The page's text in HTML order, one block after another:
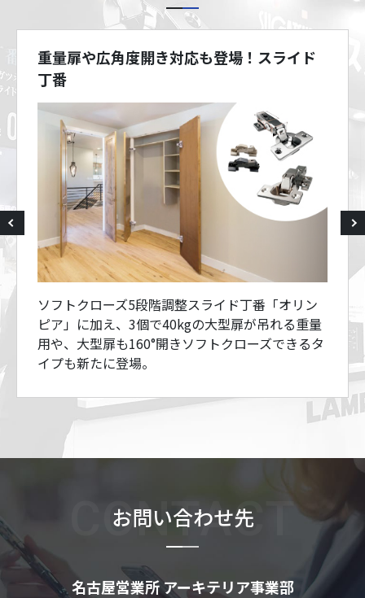
重量扉や広角度開き対応も登場！スライド
丁番
ソフトクローズ5段階調整スライド丁番「オリン
ピア」に加え、3個で40kgの大型扉が吊れる重量
用や、大型扉も160°開きソフトクローズできるタ
イプも新たに登場。
お問い合わせ先
CONTACT
名古屋営業所 アーキテリア事業部